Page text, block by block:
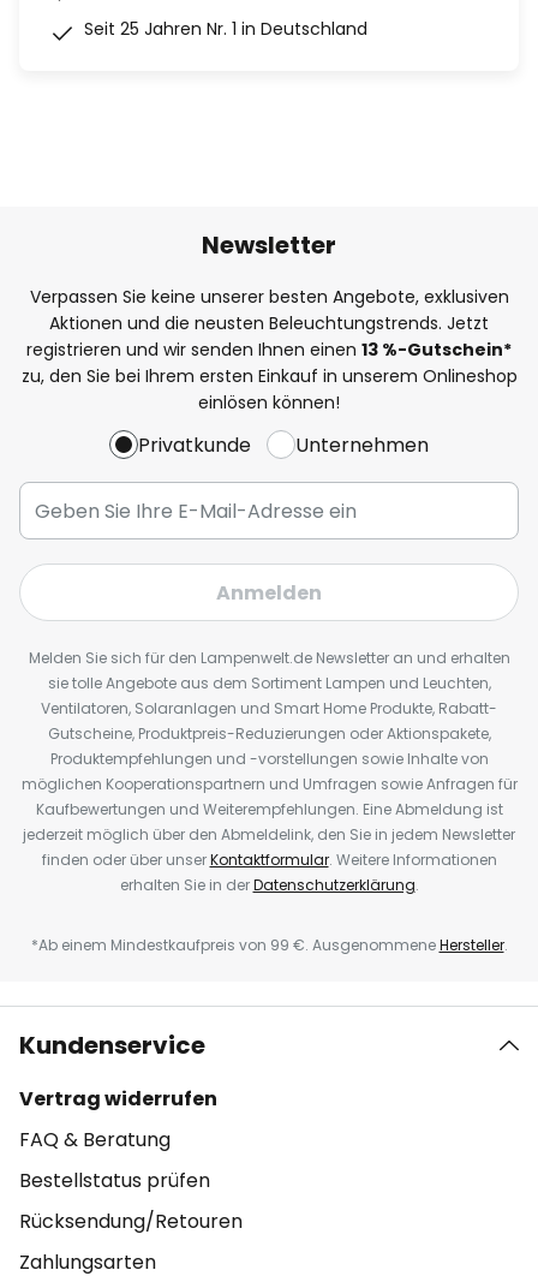
Seit 25 Jahren Nr. 1 in Deutschland
Newsletter
Verpassen Sie keine unserer besten Angebote, exklusiven
Aktionen und die neusten Beleuchtungstrends. Jetzt
registrieren und wir senden Ihnen einen 13 %-Gutschein*
zu, den Sie bei Ihrem ersten Einkauf in unserem Onlineshop
einlösen können!
Privatkunde Unternehmen
Anmelden
Melden Sie sich für den Lampenwelt.de Newsletter an und erhalten
sie tolle Angebote aus dem Sortiment Lampen und Leuchten,
Ventilatoren, Solaranlagen und Smart Home Produkte, Rabatt-
Gutscheine, Produktpreis-Reduzierungen oder Aktionspakete,
Produktempfehlungen und -vorstellungen sowie Inhalte von
möglichen Kooperationspartnern und Umfragen sowie Anfragen für
Kaufbewertungen und Weiterempfehlungen. Eine Abmeldung ist
jederzeit möglich über den Abmeldelink, den Sie in jedem Newsletter
finden oder über unserKontaktformular. Weitere Informationen
erhalten Sie in derDatenschutzerklärung.
*Ab einem Mindestkaufpreis von 99 €. AusgenommeneHersteller.
Kundenservice
Vertrag widerrufen
FAQ & Beratung
Bestellstatus prüfen
Rücksendung/Retouren
Zahlungsarten